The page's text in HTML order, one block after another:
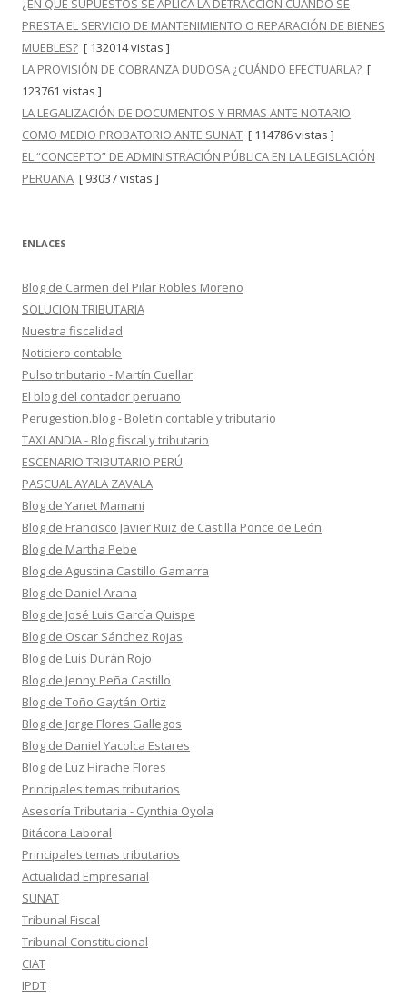
¿EN QUÉ SUPUESTOS SE APLICA LA DETRACCIÓN CUANDO SE
PRESTA EL SERVICIO DE MANTENIMIENTO O REPARACIÓN DE BIENES
MUEBLES? [ 132014 vistas ]
LA PROVISIÓN DE COBRANZA DUDOSA ¿CUÁNDO EFECTUARLA? [
123761 vistas ]
LA LEGALIZACIÓN DE DOCUMENTOS Y FIRMAS ANTE NOTARIO
COMO MEDIO PROBATORIO ANTE SUNAT [ 114786 vistas ]
EL “CONCEPTO” DE ADMINISTRACIÓN PÚBLICA EN LA LEGISLACIÓN
PERUANA [ 93037 vistas ]
ENLACES
Blog de Carmen del Pilar Robles Moreno
SOLUCION TRIBUTARIA
Nuestra fiscalidad
Noticiero contable
Pulso tributario - Martín Cuellar
El blog del contador peruano
Perugestion.blog - Boletín contable y tributario
TAXLANDIA - Blog fiscal y tributario
ESCENARIO TRIBUTARIO PERÚ
PASCUAL AYALA ZAVALA
Blog de Yanet Mamani
Blog de Francisco Javier Ruiz de Castilla Ponce de León
Blog de Martha Pebe
Blog de Agustina Castillo Gamarra
Blog de Daniel Arana
Blog de José Luis García Quispe
Blog de Oscar Sánchez Rojas
Blog de Luis Durán Rojo
Blog de Jenny Peña Castillo
Blog de Toño Gaytán Ortiz
Blog de Jorge Flores Gallegos
Blog de Daniel Yacolca Estares
Blog de Luz Hirache Flores
Principales temas tributarios
Asesoría Tributaria - Cynthia Oyola
Bitácora Laboral
Principales temas tributarios
Actualidad Empresarial
SUNAT
Tribunal Fiscal
Tribunal Constitucional
CIAT
IPDT